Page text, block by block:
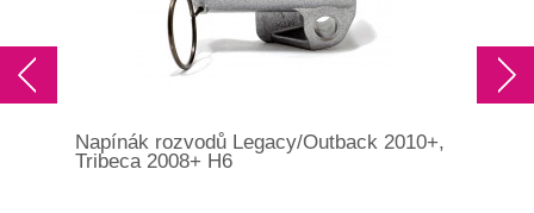
Napínák rozvodů Legacy/Outback 2010+,
Tribeca 2008+ H6